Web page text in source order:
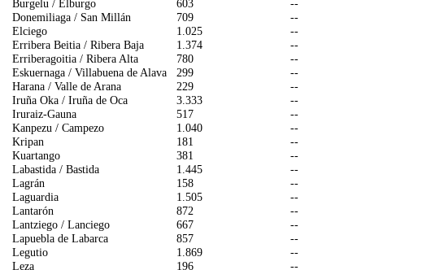
Burgelu / Elburgo
603
--
Donemiliaga / San Millán
709
--
Elciego
1.025
--
Erribera Beitia / Ribera Baja
1.374
--
Erriberagoitia / Ribera Alta
780
--
Eskuernaga / Villabuena de Alava
299
--
Harana / Valle de Arana
229
--
Iruña Oka / Iruña de Oca
3.333
--
Iruraiz-Gauna
517
--
Kanpezu / Campezo
1.040
--
Kripan
181
--
Kuartango
381
--
Labastida / Bastida
1.445
--
Lagrán
158
--
Laguardia
1.505
--
Lantarón
872
--
Lantziego / Lanciego
667
--
Lapuebla de Labarca
857
--
Legutio
1.869
--
Leza
196
--